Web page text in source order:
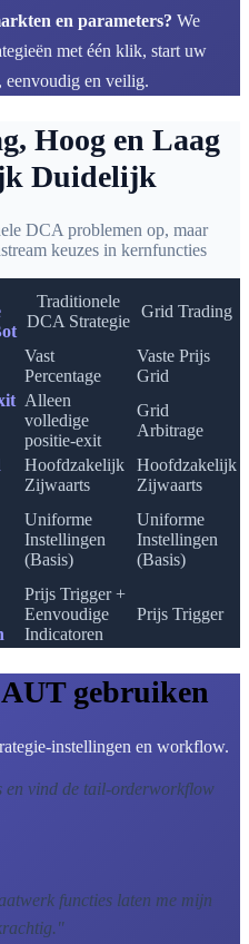
en parameters? We
met één klik, start uw
eenvoudig en veilig.
Hoog en Laag
Duidelijk
DCA problemen op, maar
keuzes in kernfuncties
Traditionele
DCA Strategie
Grid Trading
Vast
Percentage
Vaste Prijs
Grid
Alleen
volledige
positie-exit
Grid
Arbitrage
Hoofdzakelijk
Zijwaarts
Hoofdzakelijk
Zijwaarts
Uniforme
Instellingen
(Basis)
Uniforme
Instellingen
(Basis)
Prijs Trigger +
Eenvoudige
Indicatoren
Prijs Trigger
gebruiken
instellingen en workflow.
en vind de tail-orderworkflow
functies laten me mijn
"